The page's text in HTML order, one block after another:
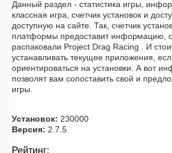
Данный раздел - статистика игры,
классная игра, счетчик установок и
доступную на сайте. Так, счетчик
платформы предоставит информацию,
распаковали Project Drag Racing . И
устанавливать текущее приложения,
ориентироваться на установки. А вот
позволят вам сопоставить свой и
игры.
Установок: 230000
Версия: 2.7.5
Рейтинг: